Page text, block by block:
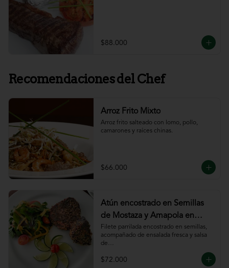
$88.000
Recomendaciones del Chef
Arroz Frito Mixto
Arroz frito salteado con lomo, pollo,
camarones y raíces chinas.
$66.000
Atún encostrado en Semillas
de Mostaza y Amapola en
salsa de ajillo
Filete parrilada encostrado en semillas,
acompañado de ensalada fresca y salsa
de
$72.000